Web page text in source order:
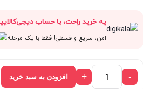
Remover
Skin
2,565,000 تومان.
2,850,000 تومان
بود.
فعلی:
2,565,000 تومان.
یه خرید راحت، با حساب
امن، سریع و قسطی! فقط با یک مرحله
-
+ افزودن به سبد خرید